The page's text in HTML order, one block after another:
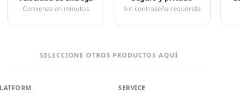
Comienza en minutos Sin contraseña requerida
SELECCIONE OTROS PRODUCTOS AQUÍ